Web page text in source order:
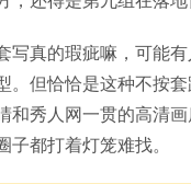
写真的瑕疵嘛，可能
。但恰恰是这种不按
和秀人网一贯的高清
子都打着灯笼难找。